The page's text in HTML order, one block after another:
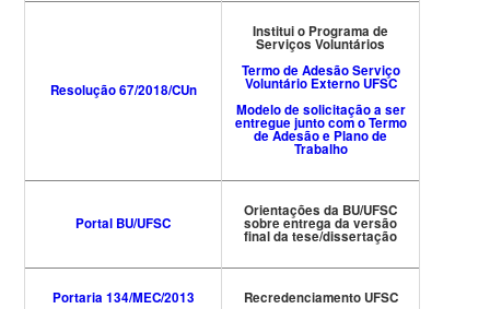
Resolução 67/2018/CUn
Institui o Programa de
Serviços Voluntários
Termo de Adesão Serviço
Voluntário Externo UFSC
Modelo de solicitação a ser
entregue junto com o Termo
de Adesão e Plano de
Trabalho
Portal BU/UFSC
Orientações da BU/UFSC
sobre entrega da versão
final da tese/dissertação
Portaria 134/MEC/2013 Recredenciamento UFSC